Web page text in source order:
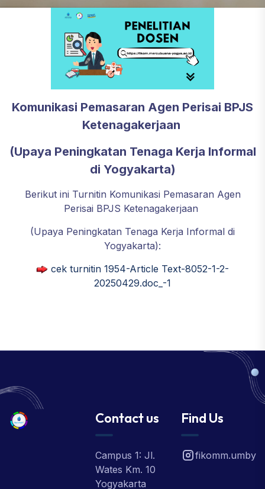
Komunikasi Pemasaran Agen Perisai BPJS
Ketenagakerjaan
(Upaya Peningkatan Tenaga Kerja Informal
di Yogyakarta)
Berikut ini Turnitin Komunikasi Pemasaran Agen
Perisai BPJS Ketenagakerjaan
(Upaya Peningkatan Tenaga Kerja Informal di
Yogyakarta):
cek turnitin 1954-Article Text-8052-1-2-
20250429.doc_-1
Contact us
Campus 1: Jl.
Wates Km. 10
Yogyakarta
Find Us
fikomm.umby